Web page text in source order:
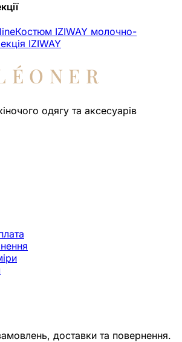
Костюм IZIWAY молочно-
IZIWAY
одягу та аксесуарів
доставки та повернення.